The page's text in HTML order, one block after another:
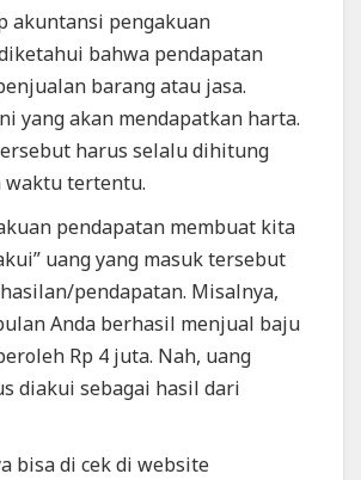
akuntansi pengakuan
bahwa pendapatan
barang atau jasa.
yang akan mendapatkan harta.
harus selalu dihitung
waktu tertentu.
pendapatan membuat kita
uang yang masuk tersebut
pendapatan. Misalnya,
Anda berhasil menjual baju
Rp 4 juta. Nah, uang
diakui sebagai hasil dari
bisa di cek di website